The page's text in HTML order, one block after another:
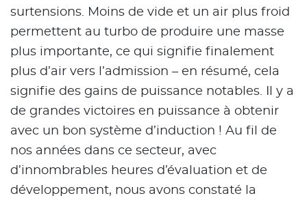
surtensions. Moins de vide et un air plus froid
permettent au turbo de produire une masse
plus importante, ce qui signifie finalement
plus d’air vers l’admission – en résumé, cela
signifie des gains de puissance notables. Il y a
de grandes victoires en puissance à obtenir
avec un bon système d’induction ! Au fil de
nos années dans ce secteur, avec
d’innombrables heures d’évaluation et de
développement, nous avons constaté la